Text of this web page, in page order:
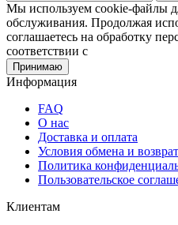
Мы используем cookie-файлы
обслуживания. Продолжая
соглашаетесь на обработку
соответствии с
Принимаю
Информация
FAQ
О нас
Доставка и оплата
Условия обмена и
Политика
Пользовательское
Клиентам